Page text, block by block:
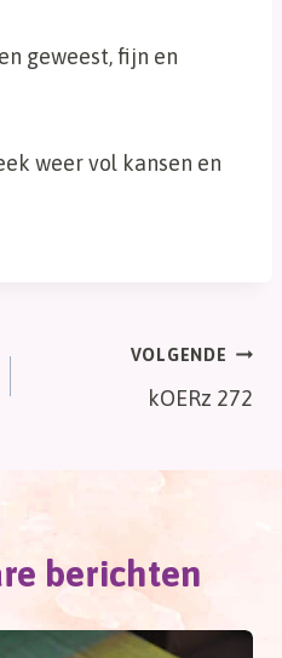
geweest, fijn en
weer vol kansen en
VOLGENDE
kOERz 272
berichten